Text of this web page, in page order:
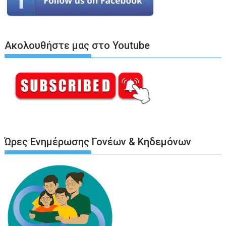
Ακολουθήστε μας στο Youtube
Ώρες Ενημέρωσης Γονέων & Κηδεμόνων